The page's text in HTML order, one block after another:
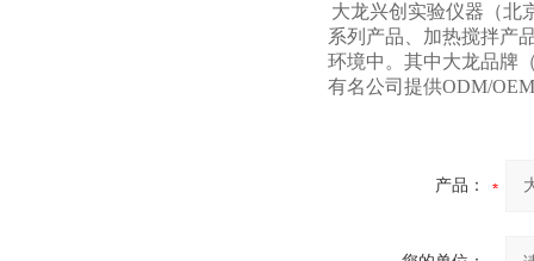
大龙兴创实验仪器（北
系列产品、加热搅拌产
环境中。其中大龙品牌
有名公司提供ODM/
产品：